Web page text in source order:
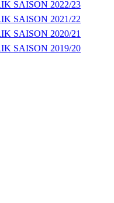
SAISON 2022/23
SAISON 2021/22
SAISON 2020/21
SAISON 2019/20